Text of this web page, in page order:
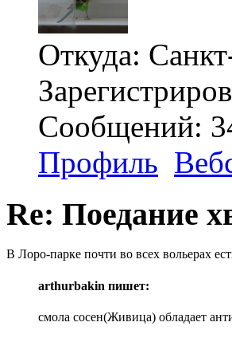
Откуда:
Сообщений:
Профиль
Re: Поедание
В Лоро-парке почти во всех вольерах
arthurbakin пишет:
смола сосен(Живица) обладает